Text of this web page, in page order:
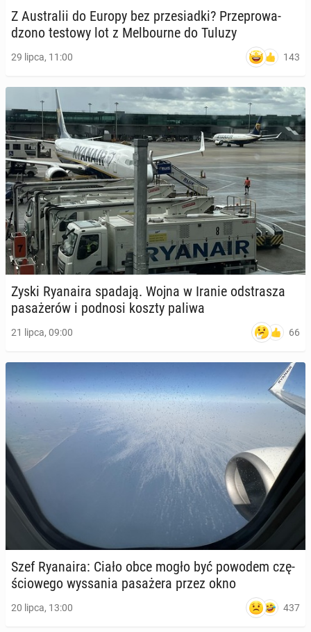
Z Au­stra­lii do Europy bez prze­siad­ki? Prze­pro­wa­
dzo­no testowy lot z Mel­bo­ur­ne do Tuluzy
29 lipca, 11:00 143
Zyski Ry­ana­ira spadają. Wojna w Iranie od­stra­sza
pa­sa­że­rów i podnosi koszty paliwa
21 lipca, 09:00 66
Szef Ry­ana­ira: Ciało obce mogło być powodem czę­
ścio­we­go wy­ssa­nia pa­sa­że­ra przez okno
20 lipca, 13:00 437